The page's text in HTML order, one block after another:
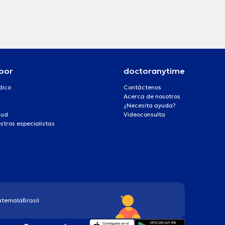
especialistas
doctoranytime
Contáctenos
Acerca de nosotros
¿Necesita ayuda?
Videoconsulta
Brasil